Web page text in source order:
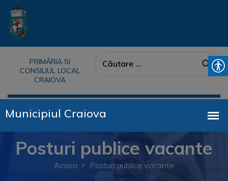
PRIMĂRIA SI
CONSILIUL LOCAL
CRAIOVA
Posturi publice vacante
Acasa Posturi publice vacante